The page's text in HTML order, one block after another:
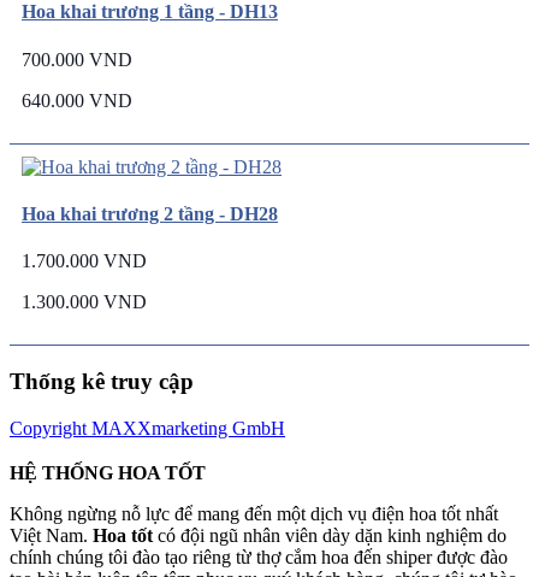
Hoa khai trương 1 tầng - DH13
700.000 VND
640.000 VND
Hoa khai trương 2 tầng - DH28
1.700.000 VND
1.300.000 VND
Thống kê truy cập
Copyright MAXXmarketing GmbH
HỆ THỐNG HOA TỐT
Không ngừng nỗ lực để mang đến một dịch vụ điện hoa tốt nhất
Việt Nam. Hoa tốt có đội ngũ nhân viên dày dặn kinh nghiệm do
chính chúng tôi đào tạo riêng từ thợ cắm hoa đến shiper được đào